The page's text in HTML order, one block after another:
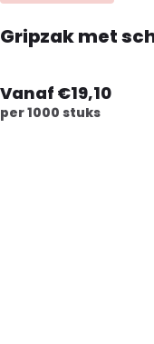
Gripzak met
Vanaf €19,10
per 1000 stuks